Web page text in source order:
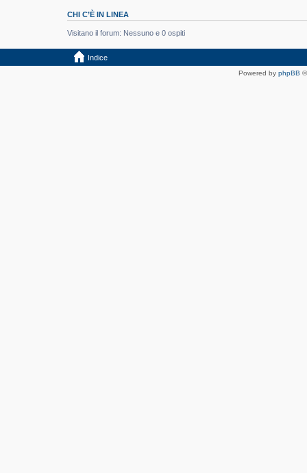
CHI C’È IN LINEA
Visitano il forum: Nessuno e 0 ospiti
Indice
Powered by phpBB